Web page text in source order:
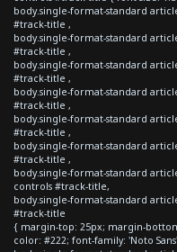
body.single-format-standard
#track-title ,
body.single-format-standard
#track-title ,
body.single-format-standard
#track-title ,
body.single-format-standard
#track-title ,
body.single-format-standard
#track-title ,
body.single-format-standard
#track-title ,
body.single-format-standard
controls #track-title,
body.single-format-standard
#track-title
{ margin-top: 25px; margin-
color: #222; font-family: 'Noto